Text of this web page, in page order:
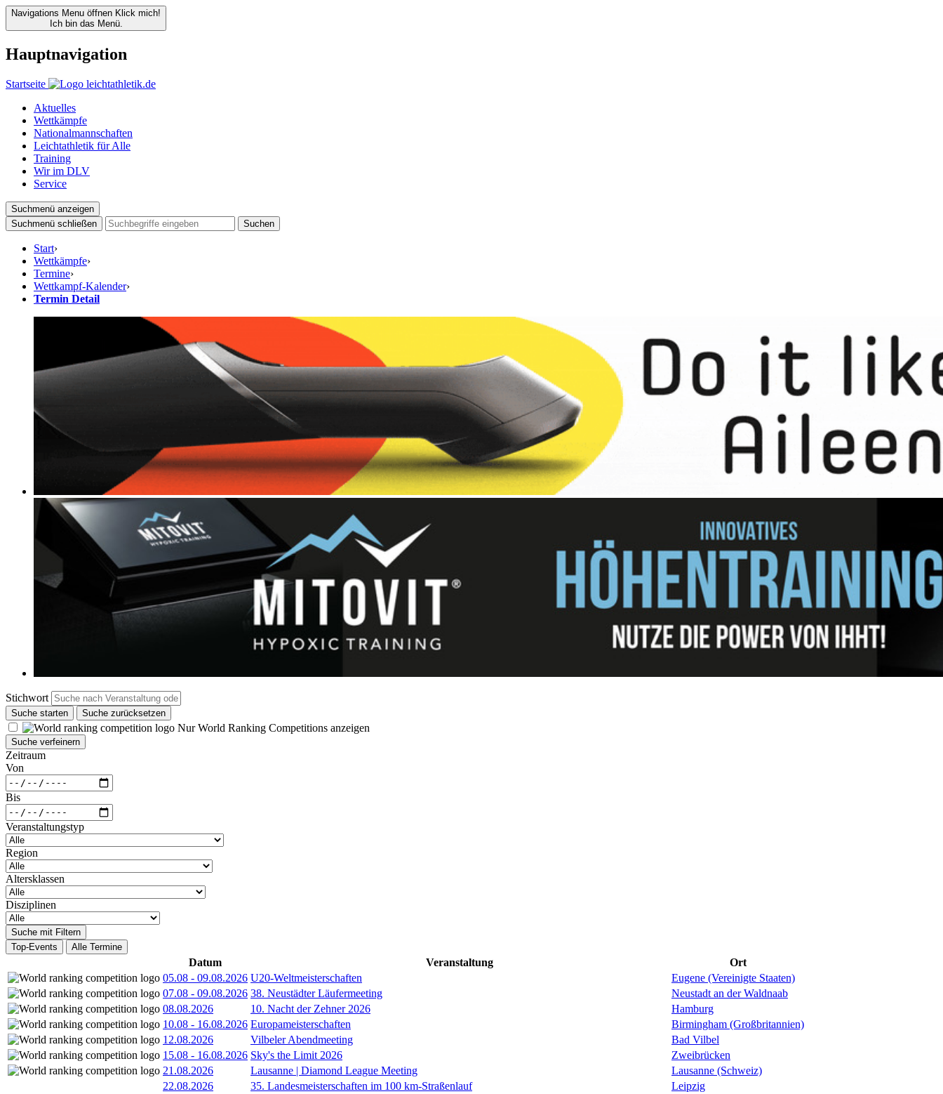
Navigations Menu öffnen Klick mich!
Ich bin das Menü.
Hauptnavigation
Startseite
Aktuelles
Wettkämpfe
Nationalmannschaften
Leichtathletik für Alle
Training
Wir im DLV
Service
Suchmenü anzeigen
Suchmenü schließen
Suchen
Start›
Wettkämpfe›
Termine›
Wettkampf-Kalender›
Termin Detail
Stichwort
Suche starten Suche zurücksetzen
Nur World Ranking Competitions anzeigen
Suche verfeinern
Zeitraum
Von
Bis
Veranstaltungstyp
Region
Altersklassen
Disziplinen
Suche mit Filtern
Top-Events
Alle Termine
Datum Veranstaltung
Ort
05.08 - 09.08.2026 U20-Weltmeisterschaften
Eugene (Vereinigte Staaten)
07.08 - 09.08.2026 38. Neustädter Läufermeeting
Neustadt an der Waldnaab
08.08.2026
10. Nacht der Zehner 2026
Hamburg
10.08 - 16.08.2026 Europameisterschaften
Birmingham (Großbritannien)
12.08.2026
Vilbeler Abendmeeting
Bad Vilbel
15.08 - 16.08.2026 Sky's the Limit 2026
Zweibrücken
21.08.2026
Lausanne | Diamond League Meeting
Lausanne (Schweiz)
22.08.2026
35. Landesmeisterschaften im 100 km-Straßenlauf
Leipzig